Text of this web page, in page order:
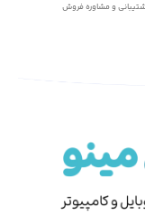
و مشاوره فروش